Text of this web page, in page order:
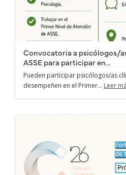
Convocatoria a psicólogos/
ASSE para participar en...
Pueden participar psicólogos/as
desempeñen en el Primer... Leer